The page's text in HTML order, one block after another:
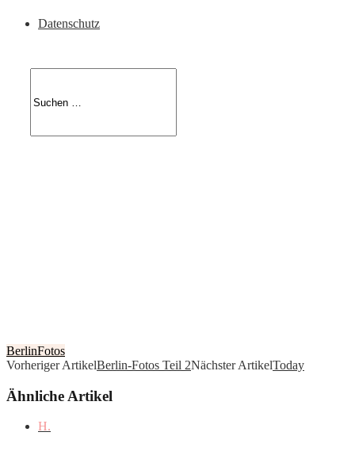
Datenschutz
BerlinFotos
Vorheriger ArtikelBerlin-Fotos Teil 2Nächster ArtikelToday
Ähnliche Artikel
H.